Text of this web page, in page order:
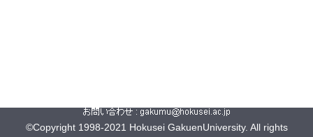
©Copyright 1998-2021 Hokusei GakuenUniversity. All rights